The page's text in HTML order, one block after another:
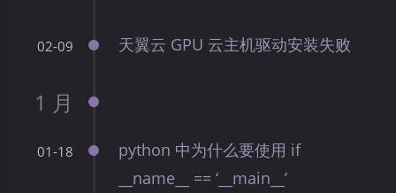
02-09 天翼云 GPU 云主机驱动安装失败
1 月
01-18
python 中为什么要使用 if
__name__ == ‘__main__’